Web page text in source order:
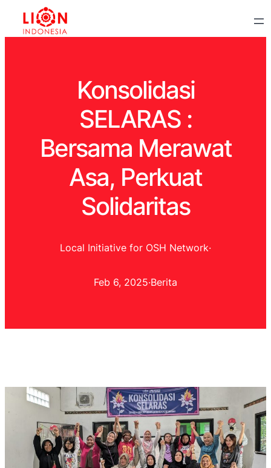
Konsolidasi
SELARAS :
Bersama Merawat
Asa, Perkuat
Solidaritas
Local Initiative for OSH Network·
Feb 6, 2025·Berita